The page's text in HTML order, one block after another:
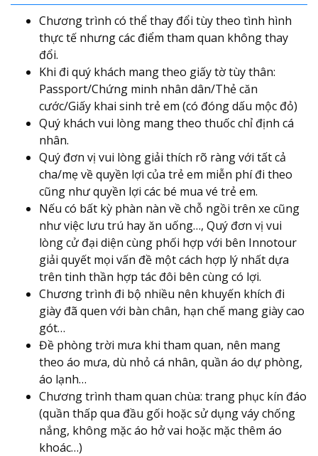
Chương trình có thể thay đổi tùy theo tình hình
thực tế nhưng các điểm tham quan không thay
đổi.
Khi đi quý khách mang theo giấy tờ tùy thân:
Passport/Chứng minh nhân dân/Thẻ căn
cước/Giấy khai sinh trẻ em (có đóng dấu mộc đỏ)
Quý khách vui lòng mang theo thuốc chỉ định cá
nhân.
Quý đơn vị vui lòng giải thích rõ ràng với tất cả
cha/mẹ về quyền lợi của trẻ em miễn phí đi theo
cũng như quyền lợi các bé mua vé trẻ em.
Nếu có bất kỳ phàn nàn về chỗ ngồi trên xe cũng
như việc lưu trú hay ăn uống…, Quý đơn vị vui
lòng cử đại diện cùng phối hợp với bên Innotour
giải quyết mọi vấn đề một cách hợp lý nhất dựa
trên tinh thần hợp tác đôi bên cùng có lợi.
Chương trình đi bộ nhiều nên khuyến khích đi
giày đã quen với bàn chân, hạn chế mang giày cao
gót…
Đề phòng trời mưa khi tham quan, nên mang
theo áo mưa, dù nhỏ cá nhân, quần áo dự phòng,
áo lạnh…
Chương trình tham quan chùa: trang phục kín đáo
(quần thấp qua đầu gối hoặc sử dụng váy chống
nắng, không mặc áo hở vai hoặc mặc thêm áo
khoác…)